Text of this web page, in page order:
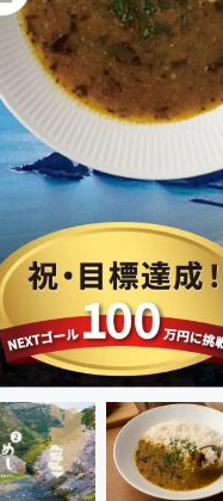
版
for Social Good
ふるさと納税
machi-